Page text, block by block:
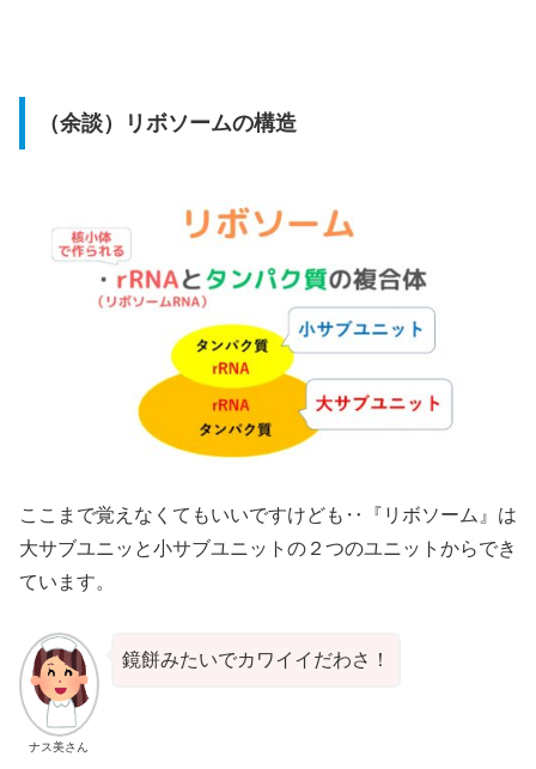
（余談）リボソームの構造
ここまで覚えなくてもいいですけども‥『リボソーム』は
大サブユニッと小サブユニットの２つのユニットからでき
ています。
ナス美さん
鏡餅みたいでカワイイだわさ！